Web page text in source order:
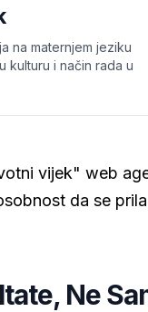
na maternjem jeziku
kulturu i način rada u
vijek" web
da se
Ne